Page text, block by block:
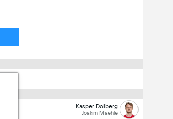
Kasper Dolberg
Joakim Maehle